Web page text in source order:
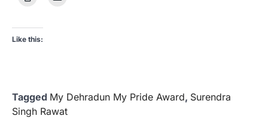
Like this:
Tagged My Dehradun My Pride Award, Surendra
Singh Rawat